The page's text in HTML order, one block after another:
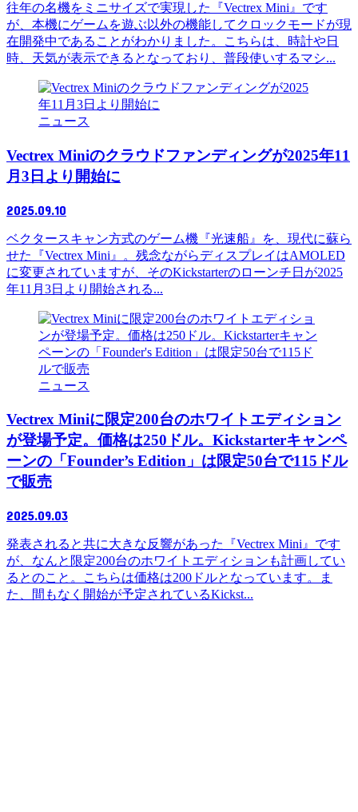
往年の名機をミニサイズで実現した『Vectrex Mini』です
が、本機にゲームを遊ぶ以外の機能してクロックモードが現
在開発中であることがわかりました。こちらは、時計や日
時、天気が表示できるとなっており、普段使いするマシ...
ニュース
Vectrex Miniのクラウドファンディングが2025年11
月3日より開始に
2025.09.10
ベクタースキャン方式のゲーム機『光速船』を、現代に蘇ら
せた『Vectrex Mini』。残念ながらディスプレイはAMOLED
に変更されていますが、そのKickstarterのローンチ日が2025
年11月3日より開始される...
ニュース
Vectrex Miniに限定200台のホワイトエディション
が登場予定。価格は250ドル。Kickstarterキャンペ
ーンの「Founder’s Edition」は限定50台で115ドル
で販売
2025.09.03
発表されると共に大きな反響があった『Vectrex Mini』です
が、なんと限定200台のホワイトエディションも計画してい
るとのこと。こちらは価格は200ドルとなっています。ま
た、間もなく開始が予定されているKickst...